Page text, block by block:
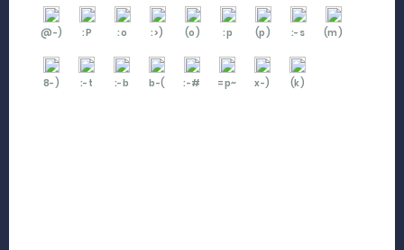
@-) :P :o :>) (o) :p (p) :-s (m)
8-) :-t :-b b-( :-# =p~ x-) (k)